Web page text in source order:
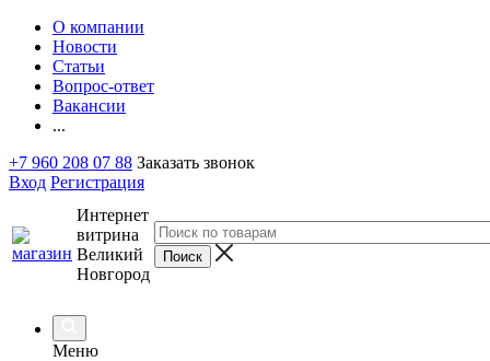
О компании
Новости
Статьи
Вопрос-ответ
Вакансии
...
+7 960 208 07 88 Заказать звонок
Вход Регистрация
Интернет
витрина
Великий
Новгород
Меню